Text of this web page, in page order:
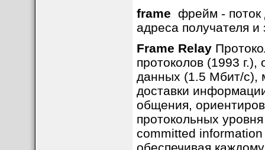
frame фрейм - поток
адреса получателя и
Frame Relay
протоколов (1993
данных (1.5 Мбит/с),
доставки
общения,
протокольных
committed
обеспечивая